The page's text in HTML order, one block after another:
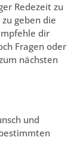
Redezeit zu
geben die
dir
Fragen oder
nächsten
und